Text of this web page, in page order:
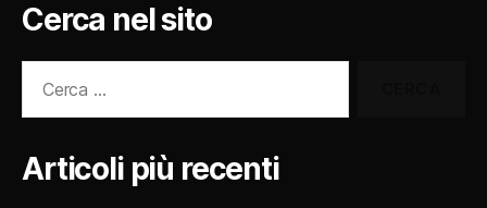
Cerca nel sito
Articoli più recenti